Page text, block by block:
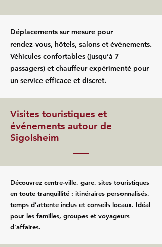
Déplacements sur mesure pour
rendez‑vous, hôtels, salons et événements.
Véhicules confortables (jusqu’à 7
passagers) et chauffeur expérimenté pour
un service efficace et discret.
Visites touristiques et
événements autour de
Sigolsheim
Découvrez centre-ville, gare, sites touristiques
en toute tranquillité : itinéraires personnalisés,
temps d’attente inclus et conseils locaux. Idéal
pour les familles, groupes et voyageurs
d’affaires.